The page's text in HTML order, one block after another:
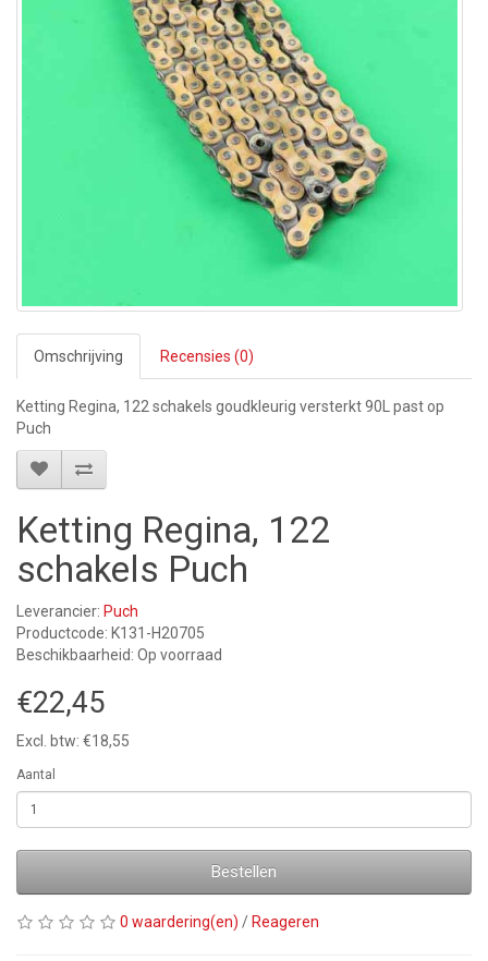
Omschrijving Recensies (0)
Ketting Regina, 122 schakels goudkleurig versterkt 90L past op
Puch
Ketting Regina, 122
schakels Puch
Leverancier: Puch
Productcode: K131-H20705
Beschikbaarheid: Op voorraad
€22,45
Excl. btw: €18,55
Aantal
Bestellen
0 waardering(en) / Reageren